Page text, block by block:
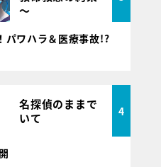
～
ワハラ＆医療事故!?
名探偵のままで
いて
4